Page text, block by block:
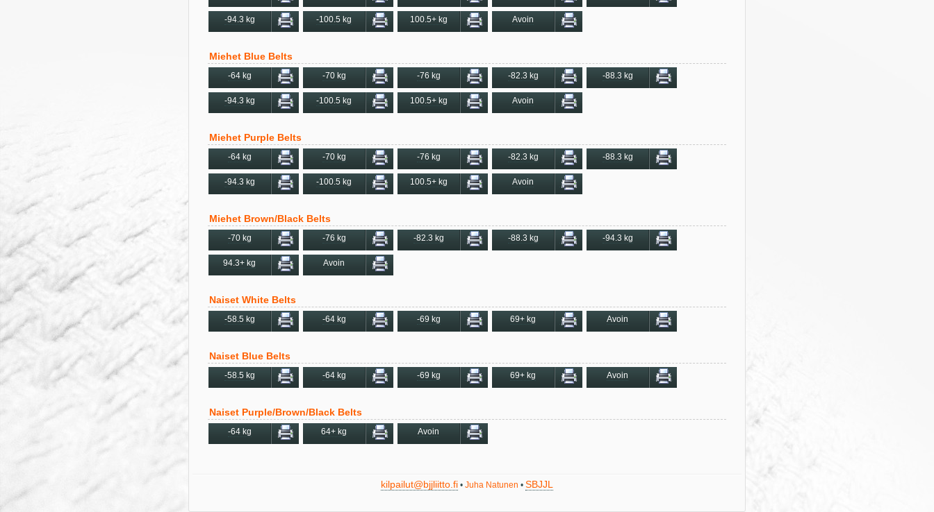
-94.3 kg -100.5 kg 100.5+ kg Avoin
Miehet Blue Belts
-64 kg -70 kg -76 kg -82.3 kg -88.3 kg
-94.3 kg -100.5 kg 100.5+ kg Avoin
Miehet Purple Belts
-64 kg -70 kg -76 kg -82.3 kg -88.3 kg
-94.3 kg -100.5 kg 100.5+ kg Avoin
Miehet Brown/Black Belts
-70 kg -76 kg -82.3 kg -88.3 kg -94.3 kg
94.3+ kg Avoin
Naiset White Belts
-58.5 kg -64 kg -69 kg 69+ kg Avoin
Naiset Blue Belts
-58.5 kg -64 kg -69 kg 69+ kg Avoin
Naiset Purple/Brown/Black Belts
-64 kg 64+ kg Avoin
kilpailut@bjjliitto.fi • Juha Natunen • SBJJL